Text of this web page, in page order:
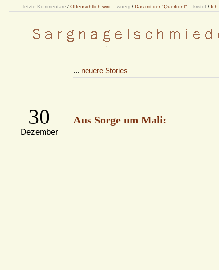
letzte Kommentare / Offensichtlich wird... wuerg / Das mit der "Querfront"... kristof / Ich
... neuere Stories
30
Dezember
Aus Sorge um Mali: